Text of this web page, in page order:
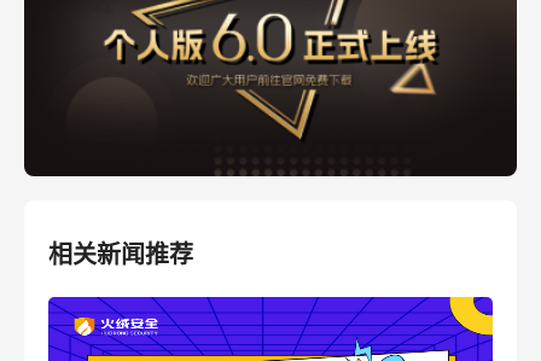
相关新闻推荐